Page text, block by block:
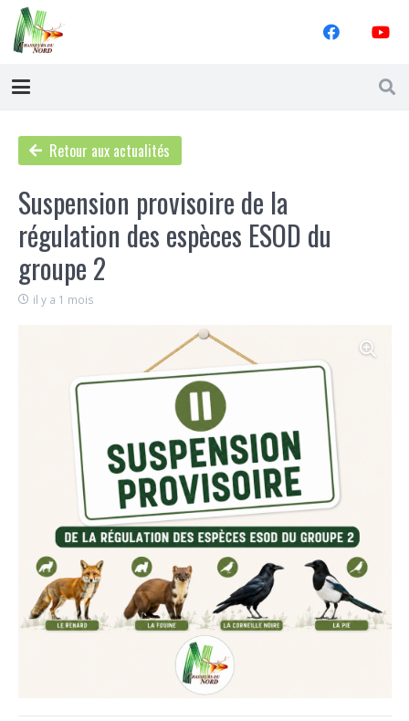
Retour aux actualités
Suspension provisoire de la
régulation des espèces ESOD du
groupe 2
il y a 1 mois